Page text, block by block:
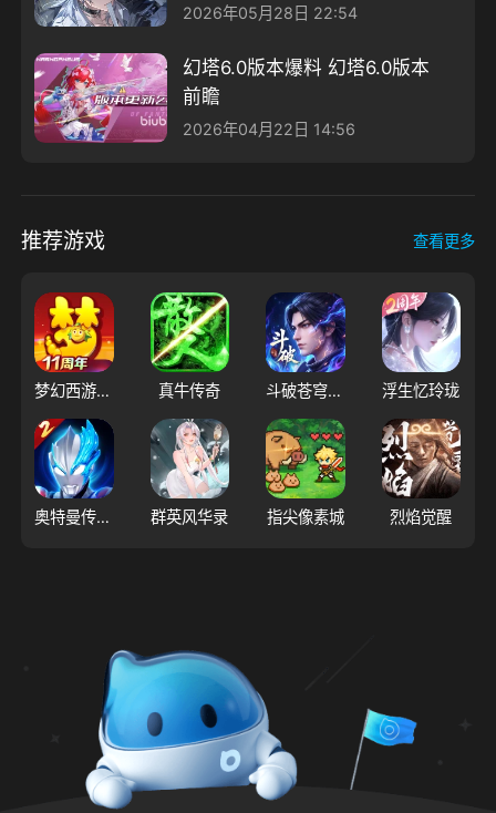
2026年05月28日 22:54
幻塔6.0版本爆料 幻塔6.0版本
前瞻
2026年04月22日 14:56
推荐游戏 查看更多
梦幻西游（大陆服） 真牛传奇 斗破苍穹：三年之约 浮生忆玲珑
奥特曼传奇英雄2 群英风华录 指尖像素城 烈焰觉醒